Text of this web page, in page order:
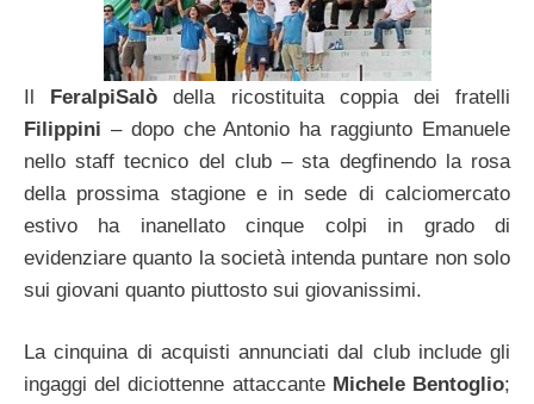
Il FeralpiSalò della ricostituita coppia dei fratelli
Filippini – dopo che Antonio ha raggiunto Emanuele
nello staff tecnico del club – sta degfinendo la rosa
della prossima stagione e in sede di calciomercato
estivo ha inanellato cinque colpi in grado di
evidenziare quanto la società intenda puntare non solo
sui giovani quanto piuttosto sui giovanissimi.
La cinquina di acquisti annunciati dal club include gli
ingaggi del diciottenne attaccante Michele Bentoglio;